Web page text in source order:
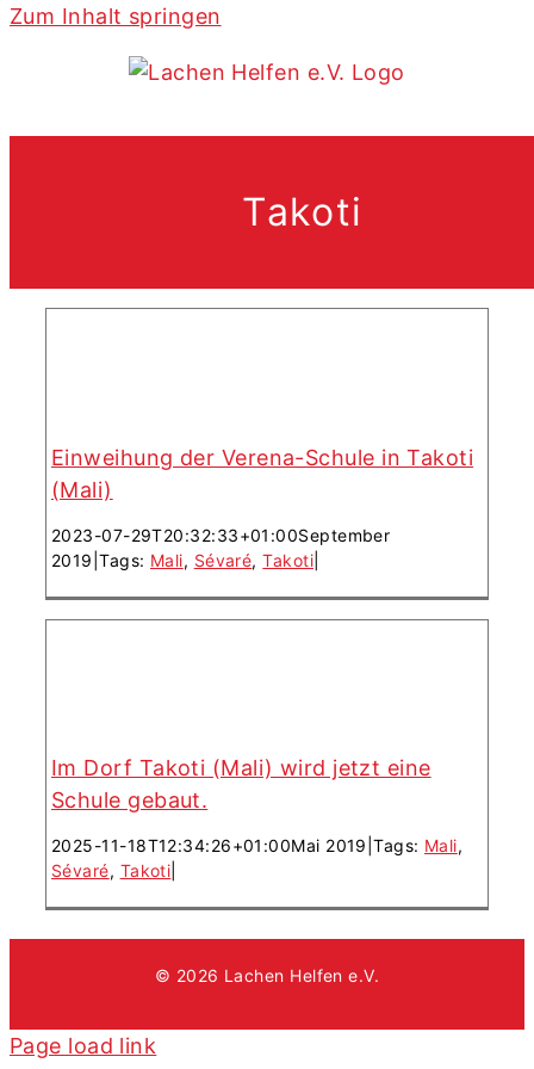
Zum Inhalt springen
Takoti
Einweihung der Verena-Schule in Takoti
(Mali)
2023-07-29T20:32:33+01:00September
2019 |Tags: Mali, Sévaré,Takoti
Im Dorf Takoti (Mali) wird jetzt
Im Dorf Takoti (Mali) wird jetzt eine
Schule gebaut.
2025-11-18T12:34:26+01:00Mai 2019 |Tags: Mali,
Sévaré, Takoti
© 2026 Lachen Helfen e.V.
Page load link